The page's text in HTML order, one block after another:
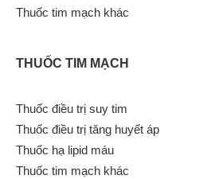
Thuốc tim mạch khác
THUỐC TIM MẠCH
Thuốc điều trị suy tim
Thuốc điều trị tăng huyết áp
Thuốc hạ lipid máu
Thuốc tim mạch khác